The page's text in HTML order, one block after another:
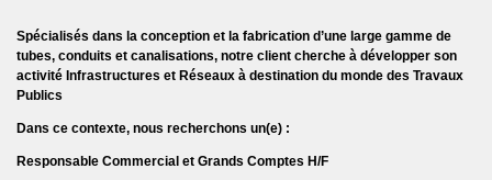
Spécialisés dans la conception et la fabrication d’une large gamme de
tubes, conduits et canalisations, notre client cherche à développer son
activité Infrastructures et Réseaux à destination du monde des Travaux
Publics
Dans ce contexte, nous recherchons un(e) :
Responsable Commercial et Grands Comptes H/F